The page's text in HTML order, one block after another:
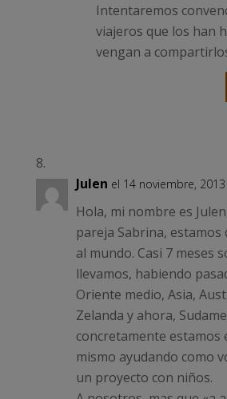
Intentaremos
viajeros que los han
vengan a
Julen el 14 noviembre,
Hola, mi nombre es
pareja Sabrina, estamos
al mundo. Casi 7 meses
llevamos, habiendo
Oriente medio, Asia,
Zelanda y ahora,
concretamente estamos
mismo ayudando como
un proyecto con niños.